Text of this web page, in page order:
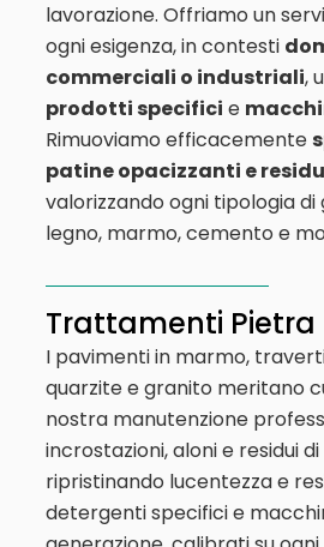
lavorazione. Offriamo un
ogni esigenza, in contesti
commerciali o industriali,
prodotti specifici e
Rimuoviamo efficacemente
patine opacizzanti e
valorizzando ogni tipologia
legno, marmo, cemento e
Trattamenti
I pavimenti in marmo,
quarzite e granito meritano
nostra manutenzione
incrostazioni, aloni e residui
ripristinando lucentezza e
detergenti specifici e